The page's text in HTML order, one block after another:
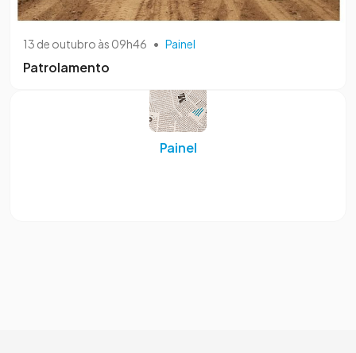
13 de outubro às 09h46 • Painel
Patrolamento
Painel